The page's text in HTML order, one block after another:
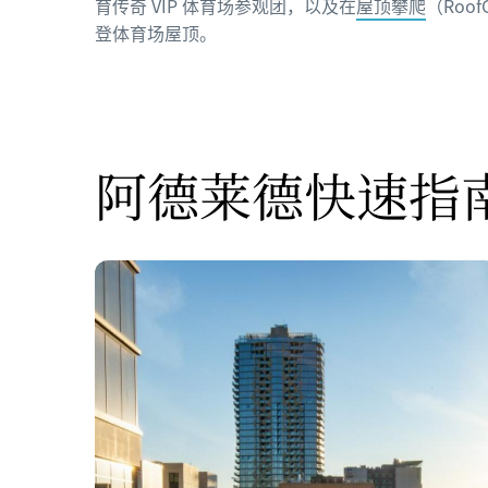
育传奇 VIP 体育场参观团，以及在屋顶攀爬 （
登体育场屋顶。
阿德莱德快速指